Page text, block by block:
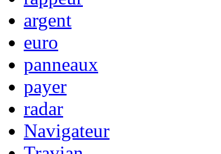
argent
euro
panneaux
payer
radar
Navigateur